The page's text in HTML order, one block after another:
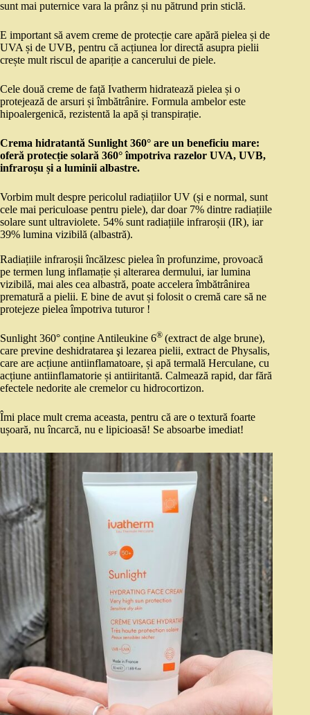
sunt mai puternice vara la prânz și nu pătrund prin sticlă.
E important să avem creme de protecție care apără pielea și de
UVA și de UVB, pentru că acțiunea lor directă asupra pielii
crește mult riscul de apariție a cancerului de piele.
Cele două creme de față Ivatherm hidratează pielea și o
protejează de arsuri și îmbătrânire. Formula ambelor este
hipoalergenică, rezistentă la apă și transpirație.
Crema hidratantă Sunlight 360° are un beneficiu mare:
oferă protecție solară 360° împotriva razelor UVA, UVB,
infraroșu și a luminii albastre.
Vorbim mult despre pericolul radiațiilor UV (și e normal, sunt
cele mai periculoase pentru piele), dar doar 7% dintre radiațiile
solare sunt ultraviolete. 54% sunt radiațiile infraroșii (IR), iar
39% lumina vizibilă (albastră).
Radiațiile infraroșii încălzesc pielea în profunzime, provoacă
pe termen lung inflamație și alterarea dermului, iar lumina
vizibilă, mai ales cea albastră, poate accelera îmbătrânirea
prematură a pielii. E bine de avut și folosit o cremă care să ne
protejeze pielea împotriva tuturor !
Sunlight 360° conține Antileukine 6® (extract de alge brune),
care previne deshidratarea şi lezarea pielii, extract de Physalis,
care are acțiune antiinflamatoare, și apă termală Herculane, cu
acțiune antiinflamatorie și antiiritantă. Calmează rapid, dar fără
efectele nedorite ale cremelor cu hidrocortizon.
Îmi place mult crema aceasta, pentru că are o textură foarte
ușoară, nu încarcă, nu e lipicioasă! Se absoarbe imediat!